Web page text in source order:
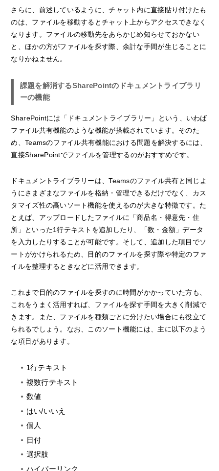
さらに、前述しているように、チャット内に直接貼り付けたも
のは、ファイルを移動するとチャット上からアクセスできなく
なります。ファイルの移動先をあらかじめ知らせておかない
と、ほかの方がファイルを探す際、余計な手間が生じることに
なりかねません。
課題を解消するSharePointのドキュメントライブラリ
ーの機能
SharePointには「ドキュメントライブラリー」という、いわば
ファイル共有機能のような機能が搭載されています。そのた
め、Teamsのファイル共有機能における問題を解決するには、
直接SharePointでファイルを管理するのがおすすめです。
ドキュメントライブラリーは、Teamsのファイル共有と同じよ
うにさまざまなファイルを格納・管理できるだけでなく、カス
タマイズ性の高いソート機能を使えるのが大きな特徴です。た
とえば、アップロードしたファイルに「商品名・得意先・住
所」といった1行テキストを追加したり、「数・金額」データ
を入力したりすることが可能です。そして、追加した項目でソ
ートがかけられるため、目的のファイルを探す際や特定のファ
イルを整理するときなどに活用できます。
これまで目的のファイルを探すのに時間がかかっていた方も、
これをうまく活用すれば、ファイルを探す手間を大きく削減で
きます。また、ファイルを種類ごとに分けたい場合にも役立て
られるでしょう。なお、このソート機能には、主に以下のよう
な項目があります。
1行テキスト
複数行テキスト
数値
はい/いいえ
個人
日付
選択肢
ハイパーリンク